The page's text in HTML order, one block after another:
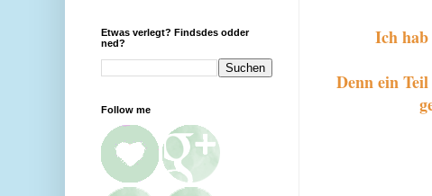
Ich hab
Denn ein
Etwas verlegt? Findsdes odder
ned?
Follow me